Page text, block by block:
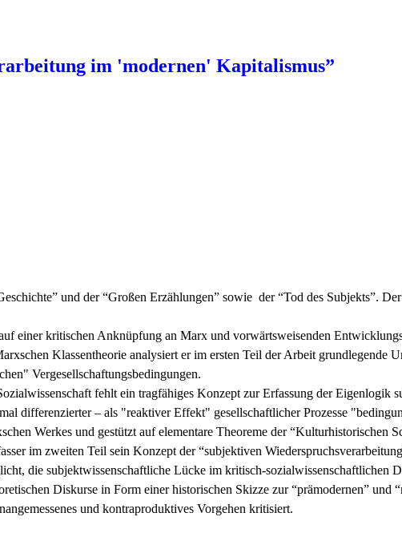
im 'modernen' Kapitalismus”
und der “Großen Erzählungen” sowie der “Tod des Subjekts”.
einer kritischen Anknüpfung an Marx und vorwärtsweisenden
Klassentheorie analysiert er im ersten Teil der Arbeit grundlegende
Vergesellschaftungsbedingungen.
fehlt ein tragfähiges Konzept zur Erfassung der Eigenlogik
differenzierter – als "reaktiver Effekt" gesellschaftlicher Prozesse
Werkes und gestützt auf elementare Theoreme der
im zweiten Teil sein Konzept der “subjektiven
die subjektwissenschaftliche Lücke im kritisch-sozialwissenschaftlichen
Diskurse in Form einer historischen Skizze zur “prämodernen” und
und kontraproduktives Vorgehen kritisiert.